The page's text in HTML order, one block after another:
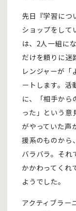
先日『学習につ
ショップをして
は、2人一組に
だけを頼りに迷
レンジャーが「
ートします。活
に、「相手から
った」という意
がやっていた声
援系のものから
バラバラ。それ
かかわってくれ
ようでした。
アクティブラー